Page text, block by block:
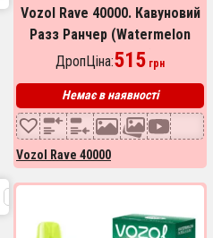
Vozol Rave 40000. Кавуновий
Разз Ранчер (Watermelon
Razz Rancher)
ДропЦіна:515 грн
Немає в наявності
Vozol Rave 40000